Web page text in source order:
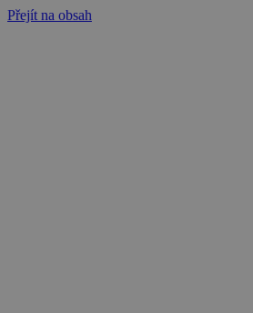
Přejít na obsah